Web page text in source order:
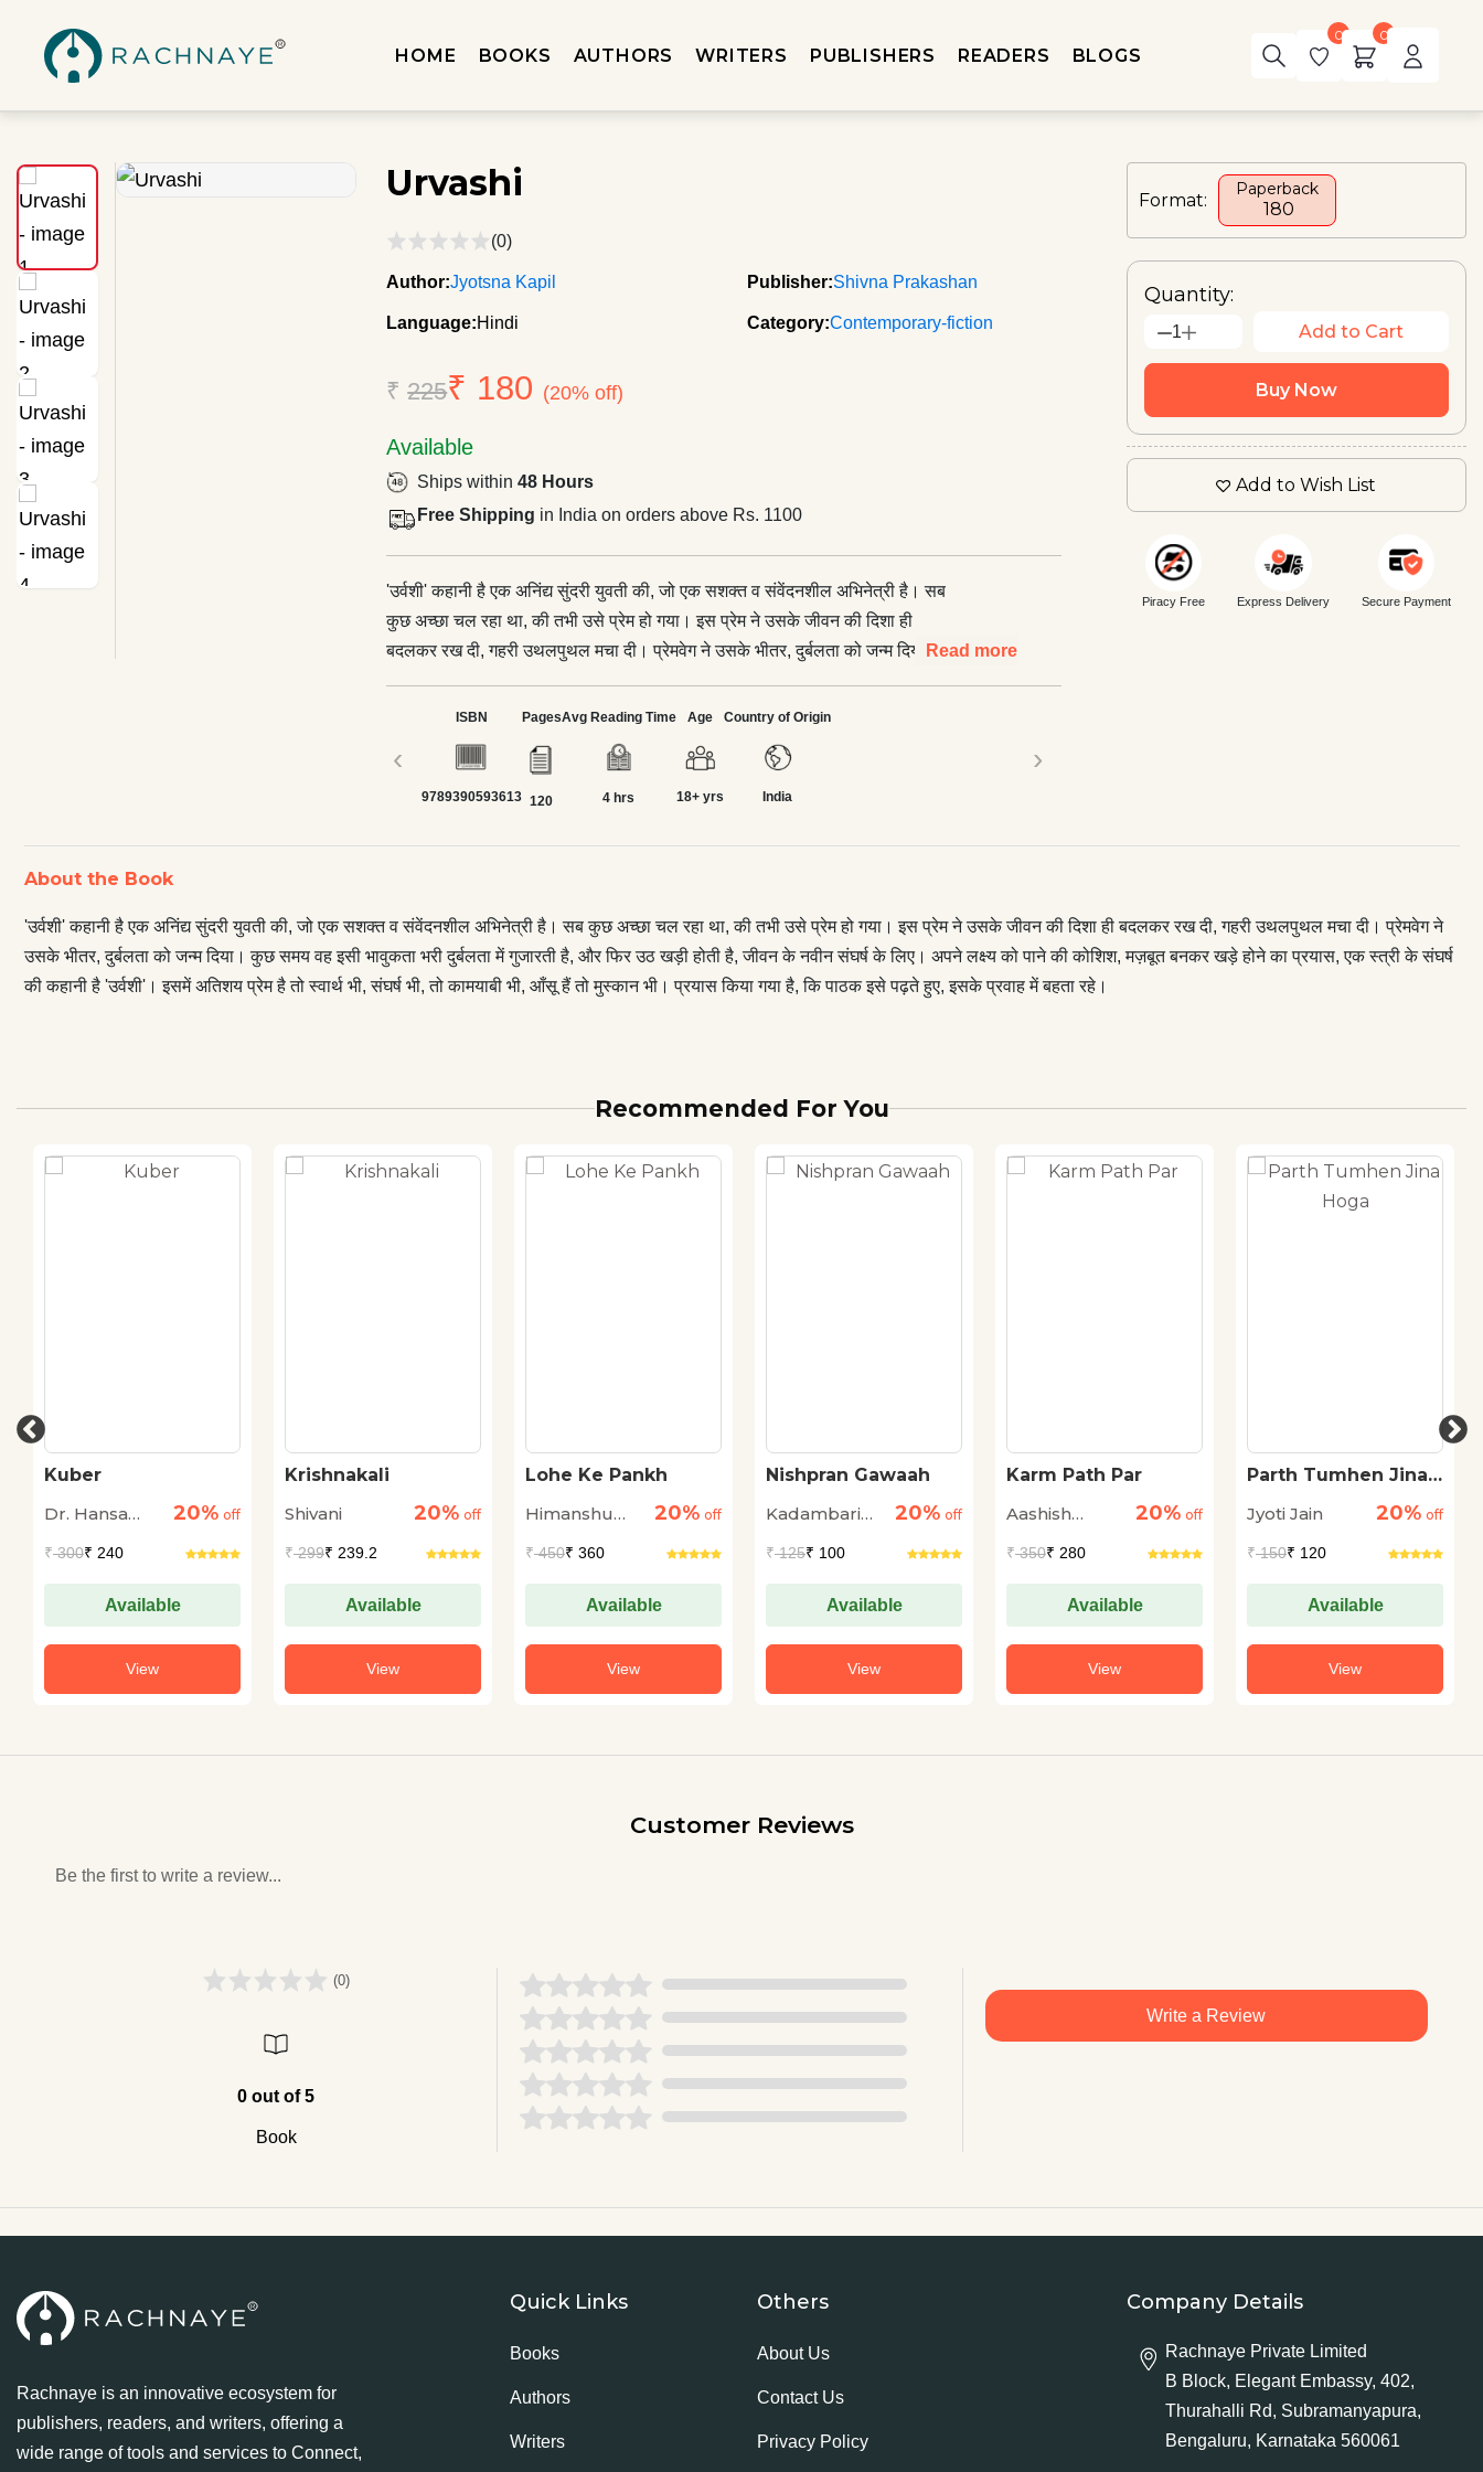
HOME BOOKS AUTHORS WRITERS PUBLISHERS READERS BLOGS
0 0
Urvashi
(0)
Author:Jyotsna Kapil Publisher:Shivna Prakashan
Language:Hindi Category:Contemporary-fiction
₹225₹ 180 (20% off)
Available
Ships within48 Hours
Free Shipping in India on orders above Rs. 1100
'उर्वशी' कहानी है एक अनिंद्य सुंदरी युवती की, जो एक सशक्त व संवेंदनशील अभिनेत्री है। सब
कुछ अच्छा चल रहा था, की तभी उसे प्रेम हो गया। इस प्रेम ने उसके जीवन की दिशा ही
बदलकर रख दी, गहरी उथलपुथल मचा दी। प्रेमवेग ने उसके भीतर, दुर्बलता को जन्म दिया।
नवीन संघर्ष के लिए। अपने लक्ष्य को पाने की कोशिश, मज़बूत बनकर खड़े होने का प्रयास, एक
स्त्री के संघर्ष की कहानी है 'उर्वशी'। इसमें अतिशय प्रेम है तो स्वार्थ भी, संघर्ष भी, तो कामयाबी
भी, आँसू हैं तो मुस्कान भी। प्रयास किया गया है, कि पाठक इसे पढ़ते हुए, इसके प्रवाह में बहता
Read more
‹
ISBN
9789390593613
Pages
120
Avg Reading Time
4 hrs
Age
18+ yrs
Country of Origin
India
›
Format:
Paperback
₹ 180
Quantity:
1 Add to Cart
Buy Now
Add to Wish List
Piracy Free Express Delivery Secure Payment
About the Book
'उर्वशी' कहानी है एक अनिंद्य सुंदरी युवती की, जो एक सशक्त व संवेंदनशील अभिनेत्री है। सब कुछ अच्छा चल रहा था, की तभी उसे प्रेम हो गया। इस प्रेम ने उसके जीवन की दिशा ही बदलकर रख दी, गहरी उथलपुथल मचा दी। प्रेमवेग ने
उसके भीतर, दुर्बलता को जन्म दिया। कुछ समय वह इसी भावुकता भरी दुर्बलता में गुजारती है, और फिर उठ खड़ी होती है, जीवन के नवीन संघर्ष के लिए। अपने लक्ष्य को पाने की कोशिश, मज़बूत बनकर खड़े होने का प्रयास, एक स्त्री के संघर्ष
की कहानी है 'उर्वशी'। इसमें अतिशय प्रेम है तो स्वार्थ भी, संघर्ष भी, तो कामयाबी भी, आँसू हैं तो मुस्कान भी। प्रयास किया गया है, कि पाठक इसे पढ़ते हुए, इसके प्रवाह में बहता रहे।
Recommended For You
Kuber
Dr. Hansa
20% off
₹300₹ 240
Available
View
Krishnakali
Shivani
20% off
₹299₹ 239.2
Available
View
Lohe Ke Pankh
Himanshu
20% off
₹450₹ 360
Available
View
Nishpran Gawaah
Kadambari
20% off
₹125₹ 100
Available
View
Karm Path Par
Aashish
20% off
₹350₹ 280
Available
View
Parth Tumhen Jina
Jyoti Jain
20% off
₹150₹ 120
Available
View
Customer Reviews
Be the first to write a review...
(0)
0 out of 5
Book
Write a Review
Rachnaye is an innovative ecosystem for
publishers, readers, and writers, offering a
wide range of tools and services to Connect,
Quick Links
Books
Authors
Writers
Others
About Us
Contact Us
Privacy Policy
Company Details
Rachnaye Private Limited
B Block, Elegant Embassy, 402,
Thurahalli Rd, Subramanyapura,
Bengaluru, Karnataka 560061